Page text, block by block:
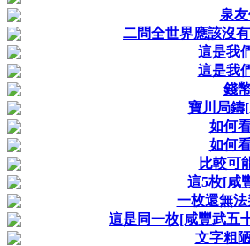
泉
二問全世界應該沒
這是我
這是我
錢
寶川局鑄
如何
如何
比較可
這5枚[咸
一枚還無
這是同一枚[咸豐武五
文字粗